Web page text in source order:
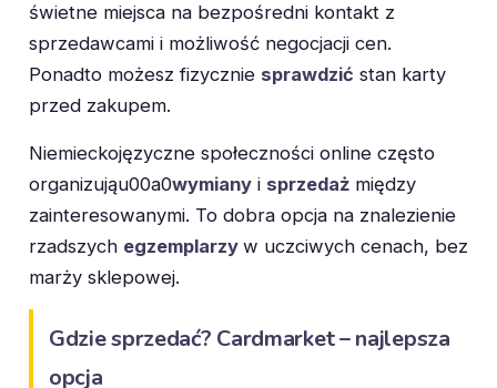
świetne miejsca na bezpośredni kontakt z
sprzedawcami i możliwość negocjacji cen.
Ponadto możesz fizycznie sprawdzić stan karty
przed zakupem.
Niemieckojęzyczne społeczności online często
organizująu00a0wymiany i sprzedaż między
zainteresowanymi. To dobra opcja na znalezienie
rzadszych egzemplarzy w uczciwych cenach, bez
marży sklepowej.
Gdzie sprzedać? Cardmarket – najlepsza
opcja